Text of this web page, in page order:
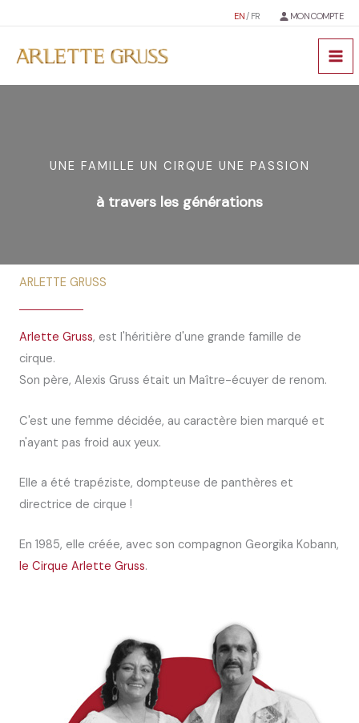
contenu
EN/ FR MON COMPTE
UNE FAMILLE UN CIRQUE UNE PASSION
à travers les générations
ARLETTE GRUSS
Arlette Gruss, est l'héritière d'une grande famille de
cirque.
Son père, Alexis Gruss était un Maître-écuyer de renom.
C'est une femme décidée, au caractère bien marqué et
n'ayant pas froid aux yeux.
Elle a été trapéziste, dompteuse de panthères et
directrice de cirque !
En 1985, elle créée, avec son compagnon Georgika Kobann,
le Cirque Arlette Gruss.